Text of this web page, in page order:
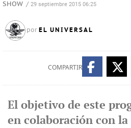
SHOW / 29 septiembre 2015 06:25
por EL UNIVERSAL
COMPARTIR
El objetivo de este
en colaboración con la